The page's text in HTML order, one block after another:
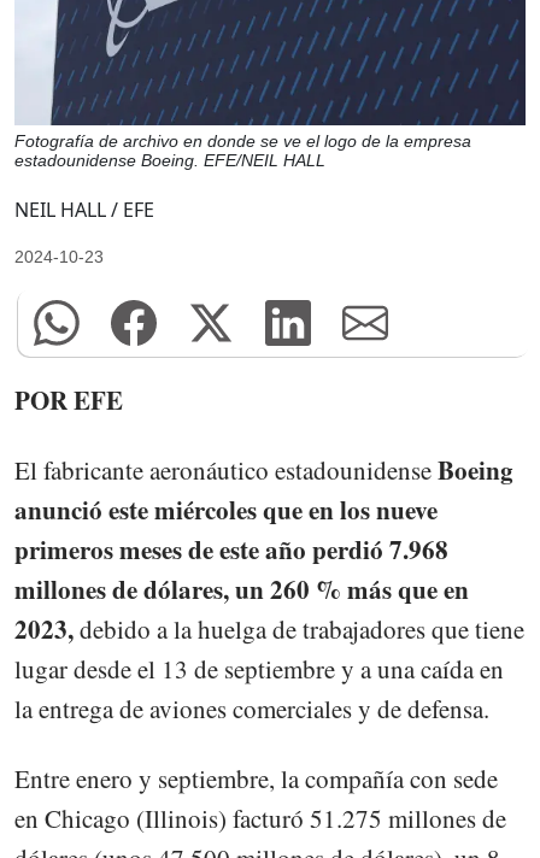
Fotografía de archivo en donde se ve el logo de la empresa
estadounidense Boeing. EFE/NEIL HALL
NEIL HALL / EFE
2024-10-23
POR EFE
El fabricante aeronáutico estadounidenseBoeing
anunció este miércoles que en los nueve
primeros meses de este año perdió 7.968
millones de dólares, un 260 % más que en
2023,debido a la huelga de trabajadores que tiene
lugar desde el 13 de septiembre y a una caída en
la entrega de aviones comerciales y de defensa.
Entre enero y septiembre, la compañía con sede
en Chicago (Illinois) facturó 51.275 millones de